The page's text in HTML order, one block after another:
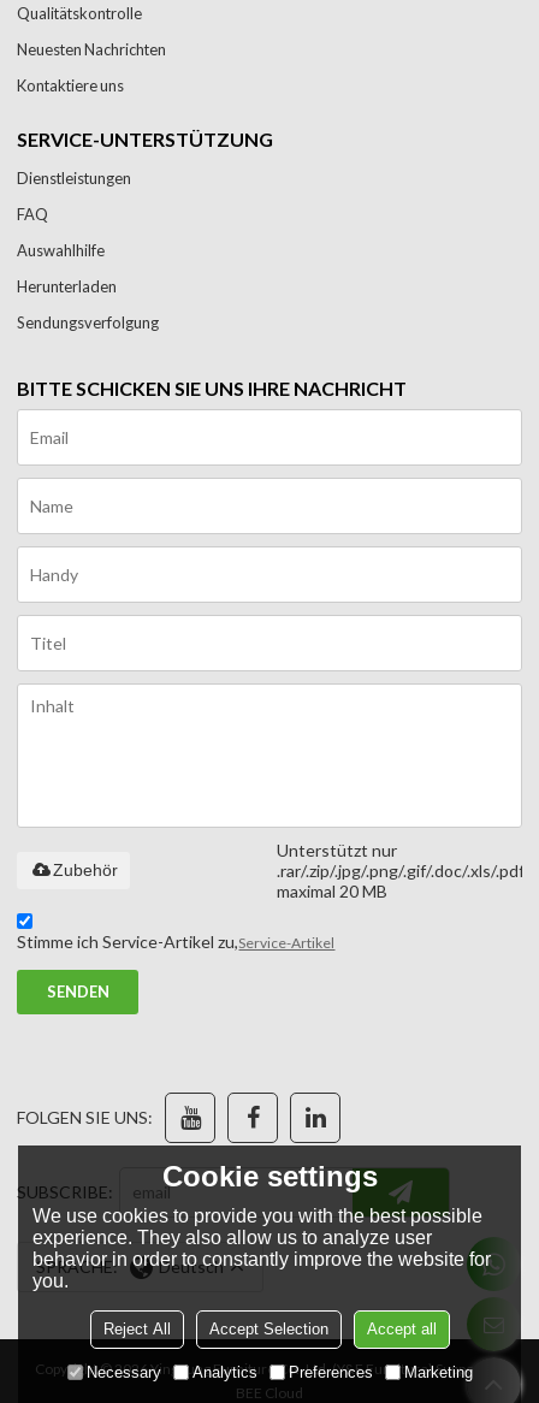
Qualitätskontrolle
Neuesten Nachrichten
Kontaktiere uns
SERVICE-UNTERSTÜTZUNG
Dienstleistungen
FAQ
Auswahlhilfe
Herunterladen
Sendungsverfolgung
BITTE SCHICKEN SIE UNS IHRE NACHRICHT
Unterstützt nur
.rar/.zip/.jpg/.png/.gif/.doc/.xls/.pdf,
maximal 20 MB
Zubehör
Stimme ich Service-Artikel zu,Service-Artikel
SENDEN
FOLGEN SIE UNS:
SUBSCRIBE:
SPRACHE: Deutsch
Copyright © 2026YingFung Furniture Co., Ltd. (Y&F Furniture)Support By
BEE Cloud
Cookie settings
We use cookies to provide you with the best possible
experience. They also allow us to analyze user
behavior in order to constantly improve the website for
you.
Reject All Accept Selection Accept all
Necessary Analytics Preferences Marketing